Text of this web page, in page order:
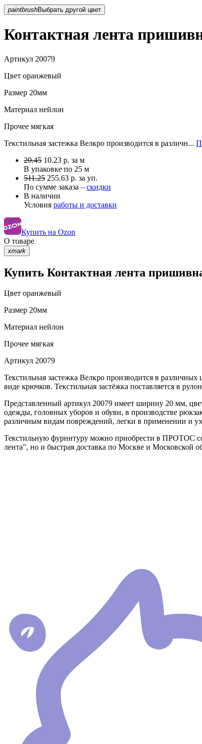
paintbrush Выбрать другой цвет
Контактная лента
Артикул 20079
Цвет оранжевый
Размер 20мм
Материал нейлон
Прочее мягкая
Текстильная застежка Велкро производится в различн...
20.45 10.23 р. за м
В упаковке по 25 м
511.25 255.63 р. за уп.
По сумме заказа – скидки
В наличии
Условия работы и доставки
Купить на Ozon
О товаре
xmark
Купить Контактная лента
Цвет оранжевый
Размер 20мм
Материал нейлон
Прочее мягкая
Артикул 20079
Текстильная застежка Велкро производится в
виде крючков. Текстильная застёжка поставляется в
Представленный артикул 20079 имеет ширину 20 мм,
одежды, головных уборов и обуви, в производстве
различным видам повреждений, легки в применении и
Текстильную фурнитуру можно приобрести в ПРОТОС со
лента", но и быстрая доставка по Москве и Московской